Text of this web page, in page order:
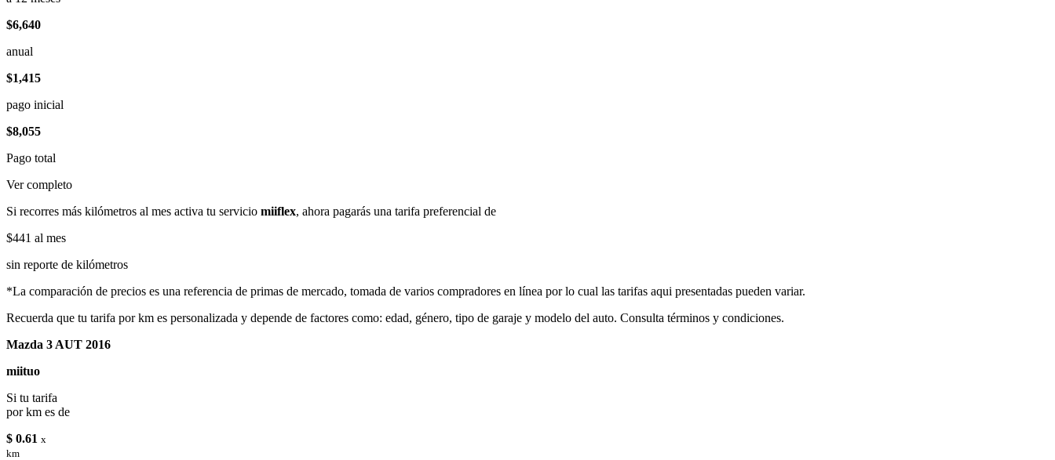
$6,640
anual
$1,415
pago inicial
$8,055
Pago total
Ver completo
Si recorres más kilómetros al mes activa tu servicio miiflex, ahora pagarás una tarifa preferencial de
$441 al mes
sin reporte de kilómetros
*La comparación de precios es una referencia de primas de mercado, tomada de varios compradores en línea por lo cual las tarifas aqui presentadas pueden variar.
Recuerda que tu tarifa por km es personalizada y depende de factores como: edad, género, tipo de garaje y modelo del auto. Consulta términos y condiciones.
Mazda 3 AUT 2016
miituo
Si tu tarifa
por km es de
$ 0.61 x
km